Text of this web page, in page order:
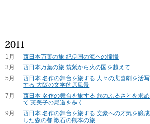
1月
西日本万葉の旅 紀伊国の海ヘの憧憬
3月
西日本万葉の旅 筑紫から火の国を越えて
5月
西日本 名作の舞台を旅する 人々の悲喜劇を活写
する 大阪の文学的原風景
7月
西日本 名作の舞台を旅する 旅のふるさとを求め
て 芙美子の尾道を歩く
9月
西日本 名作の舞台を旅する 文豪への才気を醸成
した森の都 漱石の熊本の旅